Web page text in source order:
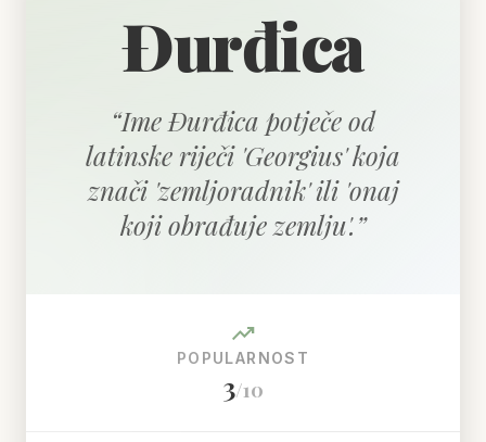
Đurđica
“Ime Đurđica potječe od
latinske riječi 'Georgius' koja
znači 'zemljoradnik' ili 'onaj
koji obrađuje zemlju'.”
trending_up
POPULARNOST
3/10